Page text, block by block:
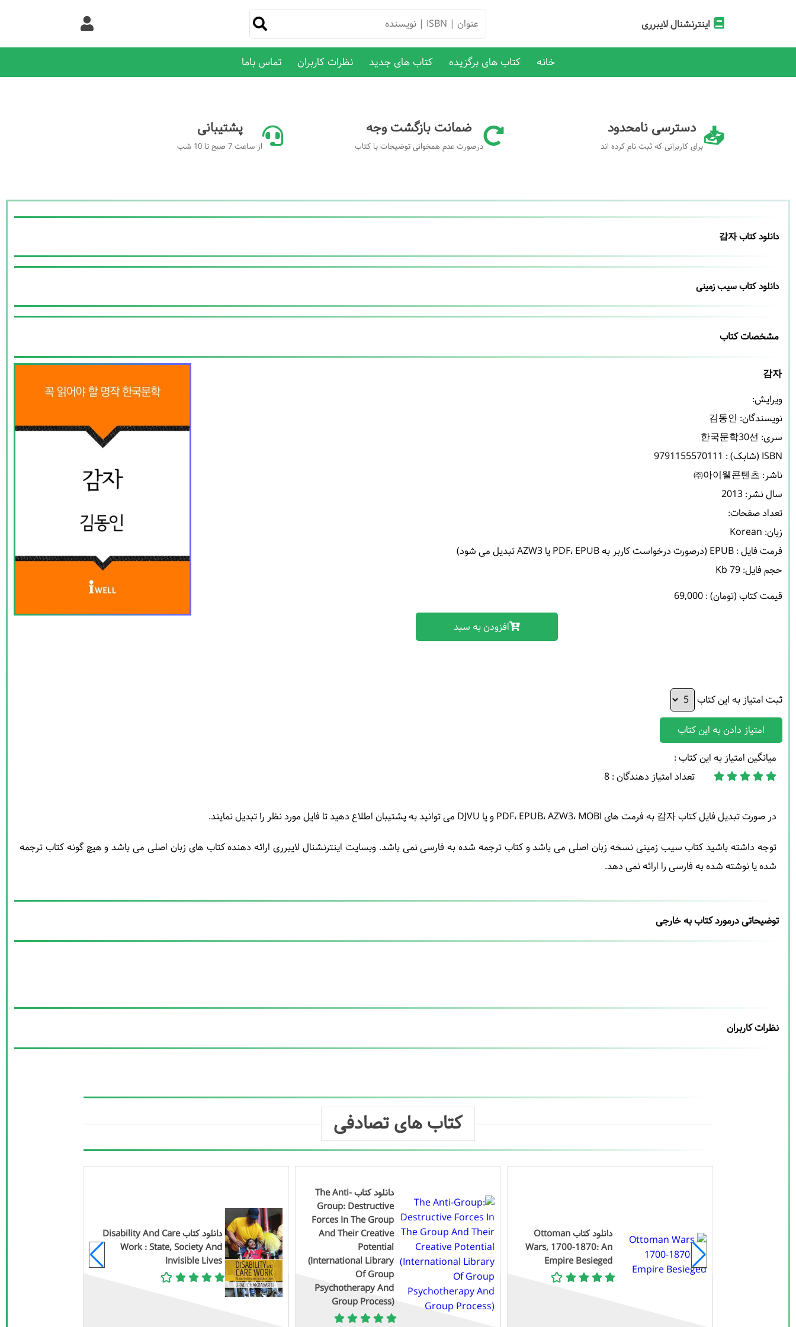
اینترنشنال لایبرری
خانه کتاب های برگزیده کتاب های جدید نظرات کاربران تماس باما
دسترسی نامحدود
برای کاربرانی که ثبت نام کرده اند
ضمانت بازگشت وجه
درصورت عدم همخوانی توضیحات با کتاب
پشتیبانی
از ساعت 7 صبح تا 10 شب
دانلود کتاب 감자
دانلود کتاب سیب زمینی
مشخصات کتاب
감자
نویسندگان: 김동인
حجم فایل: 79 Kb
قیمت کتاب (تومان) : 69,000
افزودن به سبد
ثبت امتیاز به این کتاب
امتیاز دادن به این کتاب
میانگین امتیاز به این کتاب :
تعداد امتیاز دهندگان : 8
در صورت تبدیل فایل کتاب 감자 به فرمت های PDF، EPUB، AZW3، MOBI و یا DJVU می توانید به پشتیبان اطلاع دهید تا فایل مورد نظر را تبدیل نمایند.
توجه داشته باشید کتاب سیب زمینی نسخه زبان اصلی می باشد و کتاب ترجمه شده به فارسی نمی باشد. وبسایت اینترنشنال لایبرری ارائه دهنده کتاب های زبان اصلی می باشد و هیچ گونه کتاب ترجمه
شده یا نوشته شده به فارسی را ارائه نمی دهد.
توضیحاتی درمورد کتاب به خارجی
نظرات کاربران
کتاب های تصادفی
دانلود کتاب Ottoman
Wars, 1700-1870: An
Empire Besieged
دانلود کتاب The Anti-
Group: Destructive
Forces In The Group
And Their Creative
Potential
(International Library
Of Group
Psychotherapy And
Group Process)
دانلود کتاب Disability And Care
Work : State, Society And
Invisible Lives